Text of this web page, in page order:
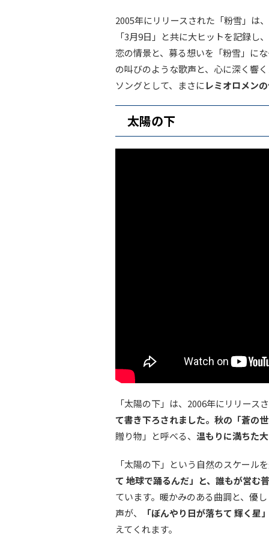
2005年にリリースされた「粉雪」は
「3月9日」と共に大ヒットを記録
恋の情景と、募る想いを「粉雪」に
の叫びのような歌声と、心に深く響
ソングとして、まさにレミオロメン
太陽の下
「太陽の下」は、2006年にリリー
て書き下ろされました。秋の「蒼の
贈り物」と呼べる、 温もりに満ちた
「太陽の下」という自然のスケール
て 地球で踊るんだ」と、誰もが営む
ています。暖かみのある曲調と、優
声が、
「ぼんやり日が落ちて 輝く
えてくれます。